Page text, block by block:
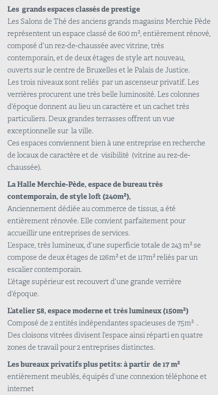
Les grands espaces classés de prestige
Les Salons de Thé des anciens grands magasins Merchie Pède
représentent un espace classé de 600 m², entièrement rénové,
composé d’un rez-de-chaussée avec vitrine, très
contemporain, et de deux étages de style art nouveau,
ouverts sur le centre de Bruxelles et le Palais de Justice.
Les trois niveaux sont reliés par un ascenseur privatif. Les
verrières procurent une très belle luminosité. Les colonnes
d’époque donnent au lieu un caractère et un cachet très
particuliers. Deux grandes terrasses offrent un vue
exceptionnelle sur la ville.
Ces espaces conviennent bien à une entreprise en recherche
de locaux de caractère et de visibilité (vitrine au rez-de-
chaussée).
La Halle Merchie-Pède, espace de bureau très
contemporain, de style loft (240m²),
Anciennement dédiée au commerce de tissus, a été
entièrement rénovée. Elle convient parfaitement pour
accueillir une entreprises de services.
L’espace, très lumineux, d’une superficie totale de 243 m² se
compose de deux étages de 126m² et de 117m² reliés par un
escalier contemporain.
L’étage supérieur est recouvert d’une grande verrière
d’époque.
L’atelier 58, espace moderne et très lumineux (150m²)
Composé de 2 entités indépendantes spacieuses de 75m² .
Des cloisons vitrées divisent l’espace ainsi réparti en quatre
zones de travail pour 2 entreprises distinctes.
Les bureaux privatifs plus petits: à partir de 17 m²
entièrement meublés, équipés d’une connexion téléphone et
internet